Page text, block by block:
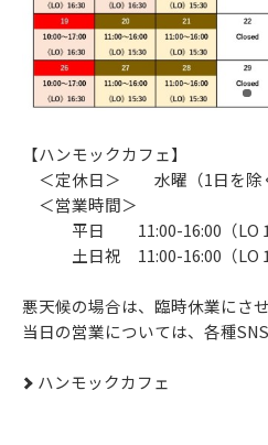
【ハンモックカフェ】
＜定休日＞ 水曜（1日を除
＜営業時間＞
平日 11:00-16:00（LO
土日祝 11:00-16:00（LO
悪天候の場合は、臨時休業にさ
当日の営業については、各種
ハンモックカフェ